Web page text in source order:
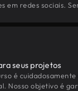
em redes sociais.
seus projetos
é
Nosso objetivo é